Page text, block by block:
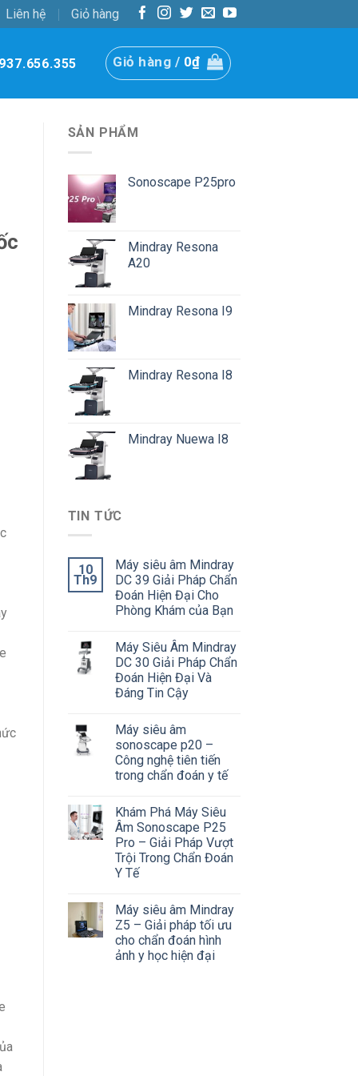
Liên hệ Giỏ hàng
Giỏ hàng / 0₫
SẢN PHẨM
Sonoscape P25pro
Mindray Resona
A20
Mindray Resona I9
Mindray Resona I8
Mindray Nuewa I8
TIN TỨC
10
Th9
Máy siêu âm Mindray
DC 39 Giải Pháp Chẩn
Đoán Hiện Đại Cho
Phòng Khám của Bạn
Máy Siêu Âm Mindray
DC 30 Giải Pháp Chẩn
Đoán Hiện Đại Và
Đáng Tin Cậy
Máy siêu âm
sonoscape p20 –
Công nghệ tiên tiến
trong chẩn đoán y tế
Khám Phá Máy Siêu
Âm Sonoscape P25
Pro – Giải Pháp Vượt
Trội Trong Chẩn Đoán
Y Tế
Máy siêu âm Mindray
Z5 – Giải pháp tối ưu
cho chẩn đoán hình
ảnh y học hiện đại